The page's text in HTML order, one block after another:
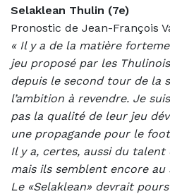
Selaklean Thulin (7e)
Pronostic de Jean-François
« Il y a de la matière
jeu proposé par les
depuis le second tour de la
l’ambition à revendre. Je
pas la qualité de leur jeu
une propagande pour le
Il y a, certes, aussi du
mais ils semblent encore au
Le «Selaklean» devrait